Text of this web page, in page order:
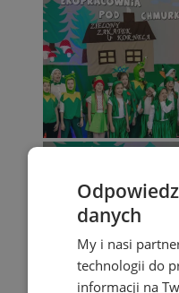
danych
My i nasi
technologii do
informacji na